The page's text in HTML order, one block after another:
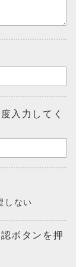
入力してく
しない
ボタンを押